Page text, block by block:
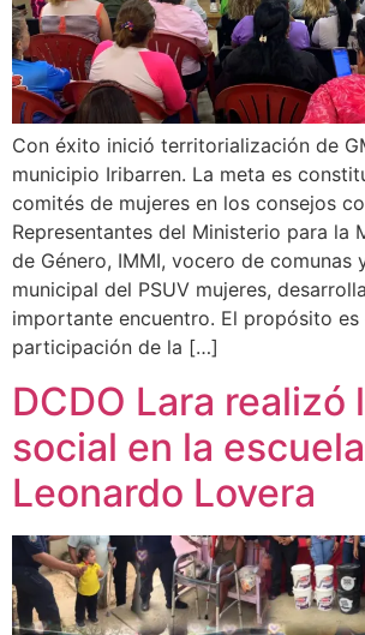
Con éxito inició territorialización de
municipio Iribarren. La meta es
comités de mujeres en los consejos
Representantes del Ministerio para la
de Género, IMMI, vocero de comunas
municipal del PSUV mujeres,
importante encuentro. El propósito es
participación de la […]
DCDO Lara realizó
social en la escuela
Leonardo Lovera